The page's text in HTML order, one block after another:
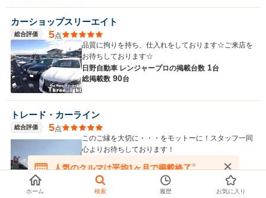
カーショップスリーエイト
総合評価 5点
品質に拘りを持ち、仕入れをしております☆ご来店を
お待ちしております☆
日野自動車 レンジャープロの掲載台数 1台
総掲載数 90台
トレード・カーライン
総合評価 5点
このご縁を大切に・・・をモットーに！スタッフ一同
心よりお待ちしております！
掲載台数
総掲載数 166台
人気のクルマは平均1ヶ月で掲載終了※
在庫が無くなる前にお問い合わせください
ホーム 検索 履歴 お気に入り